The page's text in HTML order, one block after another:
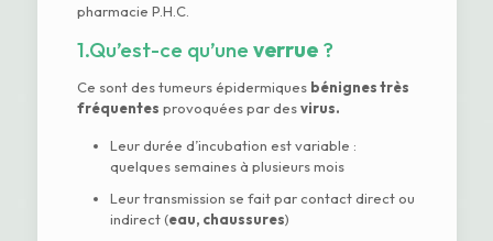
pharmacie P.H.C.
1.Qu’est-ce qu’une verrue?
Ce sont des tumeurs épidermiques bénignes très
fréquentes provoquées par desvirus.
Leur durée d’incubation est variable :
quelques semaines à plusieurs mois
Leur transmission se fait par contact direct ou
indirect (eau, chaussures)